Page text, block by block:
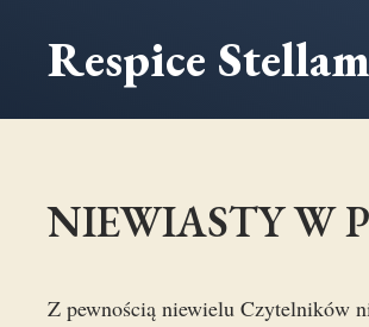
Respice Stellam
NIEWIASTY W
Z pewnością niewielu Czytelników